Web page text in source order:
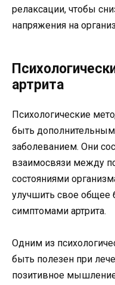
релаксации, чтобы
напряжения на
артрита
Психологические
быть
заболеванием. Они
взаимосвязи между
состояниями
улучшить свое общее
симптомами артрита.
Одним из
быть полезен при
позитивное